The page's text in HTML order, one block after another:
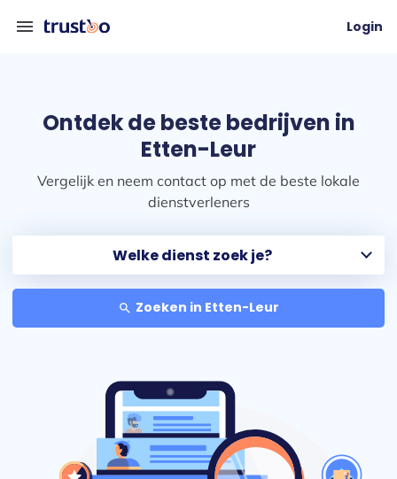
menu Login
Ontdek de beste bedrijven in
Etten-Leur
Vergelijk en neem contact op met de beste lokale
dienstverleners
search Zoeken in Etten-Leur